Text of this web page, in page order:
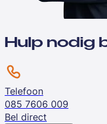
Hulp nodig
Telefoon
085 7606 009
Bel direct